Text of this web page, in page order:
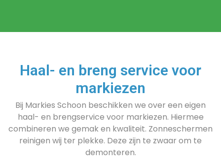
Haal- en breng service voor
markiezen
Bij Markies Schoon beschikken we over een eigen
haal- en brengservice voor markiezen. Hiermee
combineren we gemak en kwaliteit. Zonneschermen
reinigen wij ter plekke. Deze zijn te zwaar om te
demonteren.